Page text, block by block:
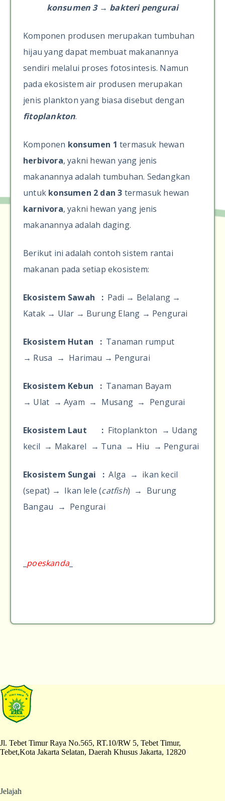
konsumen 3 → bakteri pengurai
Komponen produsen merupakan tumbuhan
hijau yang dapat membuat makanannya
sendiri melalui proses fotosintesis. Namun
pada ekosistem air produsen merupakan
jenis plankton yang biasa disebut dengan
fitoplankton.
Komponen konsumen 1 termasuk hewan
herbivora, yakni hewan yang jenis
makanannya adalah tumbuhan. Sedangkan
untuk konsumen 2 dan 3 termasuk hewan
karnivora, yakni hewan yang jenis
makanannya adalah daging.
Berikut ini adalah contoh sistem rantai
makanan pada setiap ekosistem:
Ekosistem Sawah : Padi → Belalang →
Katak → Ular → Burung Elang → Pengurai
Ekosistem Hutan : Tanaman rumput
→ Rusa → Harimau → Pengurai
Ekosistem Kebun : Tanaman Bayam
→ Ulat → Ayam → Musang → Pengurai
Ekosistem Laut : Fitoplankton → Udang
kecil → Makarel → Tuna → Hiu → Pengurai
Ekosistem Sungai :Alga → ikan kecil
(sepat) → Ikan lele (catfish) → Burung
Bangau → Pengurai
poeskanda_
Jl. Tebet Timur Raya No.565, RT.10/RW 5, Tebet Timur,
Tebet,Kota Jakarta Selatan, Daerah Khusus Jakarta, 12820
Jelajah